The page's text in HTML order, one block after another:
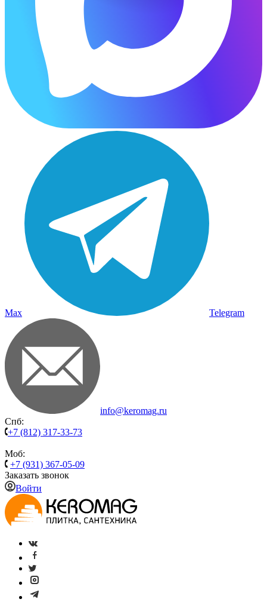
Max Telegram
info@keromag.ru
Спб:
+7 (812) 317-33-73
Моб:
+7 (931) 367-05-09
Заказать звонок
Войти